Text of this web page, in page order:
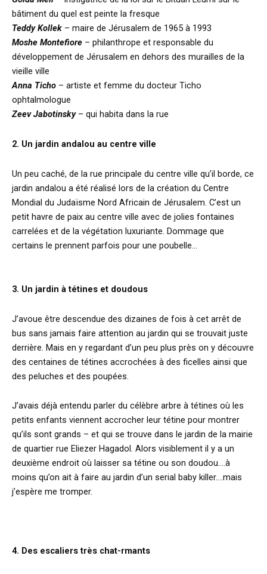
bâtiment du quel est peinte la fresque
Teddy Kollek – maire de Jérusalem de 1965 à 1993
Moshe Montefiore – philanthrope et responsable du
développement de Jérusalem en dehors des murailles de la
vieille ville
Anna Ticho – artiste et femme du docteur Ticho
ophtalmologue
Zeev Jabotinsky– qui habita dans la rue
2. Un jardin andalou au centre ville
Un peu caché, de la rue principale du centre ville qu’il borde, ce
jardin andalou a été réalisé lors de la création du Centre
Mondial du Judaïsme Nord Africain de Jérusalem. C’est un
petit havre de paix au centre ville avec de jolies fontaines
carrelées et de la végétation luxuriante. Dommage que
certains le prennent parfois pour une poubelle…
3. Un jardin à tétines et doudous
J’avoue être descendue des dizaines de fois à cet arrêt de
bus sans jamais faire attention au jardin qui se trouvait juste
derrière. Mais en y regardant d’un peu plus près on y découvre
des centaines de tétines accrochées à des ficelles ainsi que
des peluches et des poupées.
J’avais déjà entendu parler du célèbre arbre à tétines où les
petits enfants viennent accrocher leur tétine pour montrer
qu’ils sont grands – et qui se trouve dans le jardin de la mairie
de quartier rue Eliezer Hagadol. Alors visiblement il y a un
deuxième endroit où laisser sa tétine ou son doudou….à
moins qu’on ait à faire au jardin d’un serial baby killer….mais
j’espère me tromper.
4. Des escaliers très chat-rmants